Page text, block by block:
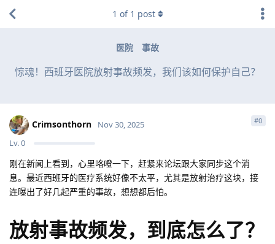
医院 事故
惊魂！西班牙医院放射事故频发，我们该如何保护自己？
1 of 1 post
Crimsonthorn
Lv.0
Nov 30, 2025 #0
刚在新闻上看到，心里咯噔一下，赶紧来论坛跟大家同步这个消
息。最近西班牙的医疗系统好像不太平，尤其是放射治疗这块，接
连曝出了好几起严重的事故，想想都后怕。
放射事故频发，到底怎么了？